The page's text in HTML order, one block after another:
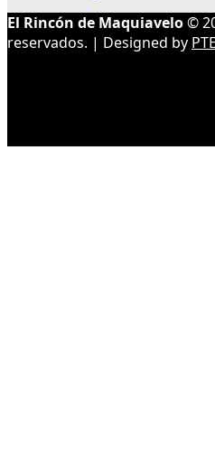
El Rincón de Maquiavelo©
reservados. | Designed by